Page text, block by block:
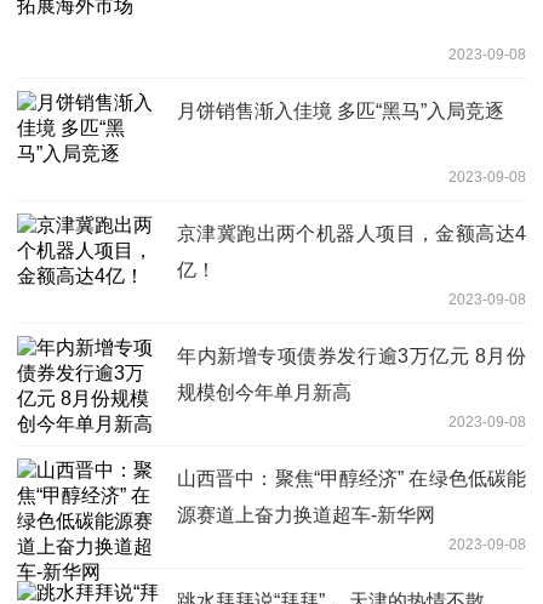
2023-09-08
月饼销售渐入佳境 多匹“黑马”入局竞逐
2023-09-08
京津冀跑出两个机器人项目，金额高达4
亿！
2023-09-08
年内新增专项债券发行逾3万亿元 8月份
规模创今年单月新高
2023-09-08
山西晋中：聚焦“甲醇经济” 在绿色低碳能
源赛道上奋力换道超车-新华网
2023-09-08